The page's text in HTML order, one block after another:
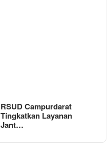
RSUD Campurdarat
Tingkatkan Layanan
Jant…